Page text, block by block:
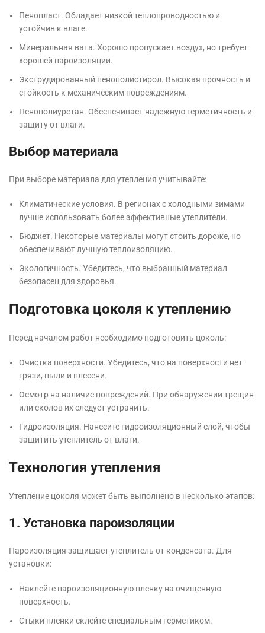
Пенопласт. Обладает низкой теплопроводностью и
устойчив к влаге.
Минеральная вата. Хорошо пропускает воздух, но требует
хорошей пароизоляции.
Экструдированный пенополистирол. Высокая прочность и
стойкость к механическим повреждениям.
Пенополиуретан. Обеспечивает надежную герметичность и
защиту от влаги.
Выбор материала
При выборе материала для утепления учитывайте:
Климатические условия. В регионах с холодными зимами
лучше использовать более эффективные утеплители.
Бюджет. Некоторые материалы могут стоить дороже, но
обеспечивают лучшую теплоизоляцию.
Экологичность. Убедитесь, что выбранный материал
безопасен для здоровья.
Подготовка цоколя к утеплению
Перед началом работ необходимо подготовить цоколь:
Очистка поверхности. Убедитесь, что на поверхности нет
грязи, пыли и плесени.
Осмотр на наличие повреждений. При обнаружении трещин
или сколов их следует устранить.
Гидроизоляция. Нанесите гидроизоляционный слой, чтобы
защитить утеплитель от влаги.
Технология утепления
Утепление цоколя может быть выполнено в несколько этапов:
1. Установка пароизоляции
Пароизоляция защищает утеплитель от конденсата. Для
установки:
Наклейте пароизоляционную пленку на очищенную
поверхность.
Стыки пленки склейте специальным герметиком.